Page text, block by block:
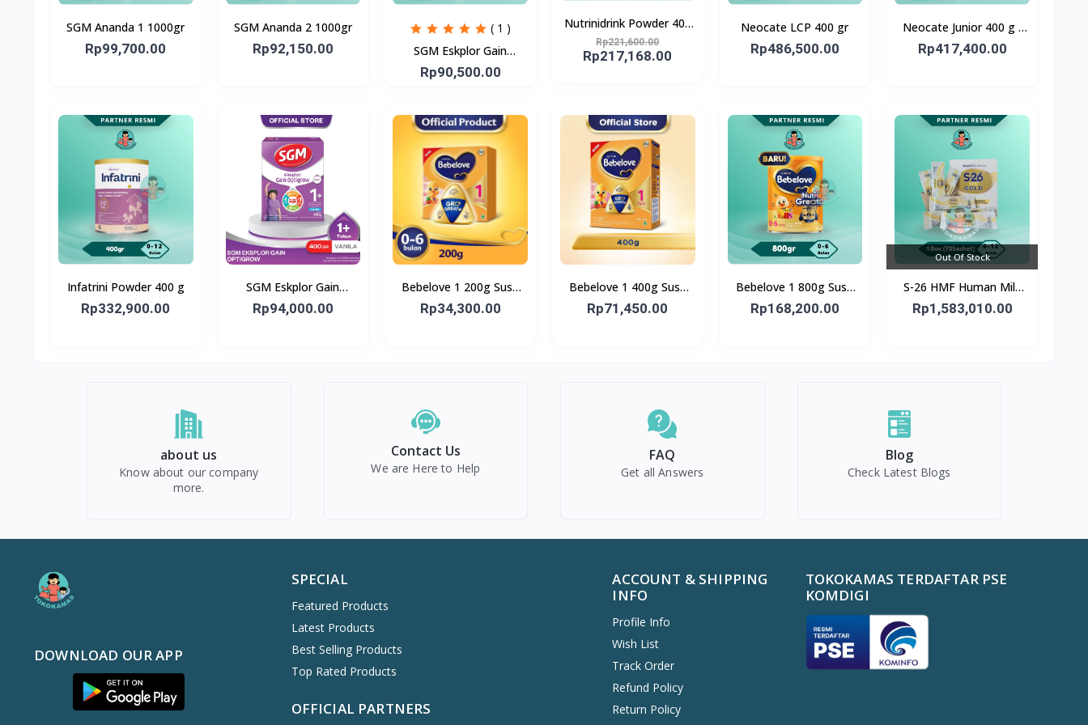
SGM Ananda 1 1000gr
Rp99,700.00
SGM Ananda 2 1000gr
Rp92,150.00
( 1 )
SGM Eskplor Gain
Optigrow 1plus
Rp90,500.00
Nutrinidrink Powder 400
gr
Rp221,600.00
Rp217,168.00
Neocate LCP 400 gr
Rp486,500.00
Neocate Junior 400 g -
Susu Formula Alergi Susu
Rp417,400.00
Infatrini Powder 400 g
Rp332,900.00
SGM Eskplor Gain
Optigrow 1plus
Rp94,000.00
Bebelove 1 200g Susu
Formula Bayi Usia 0-6
Rp34,300.00
Bebelove 1 400g Susu
Formula Bayi Usia 0-6
Rp71,450.00
Bebelove 1 800g Susu
Formula Bayi Usia 0-6
Rp168,200.00
Out Of Stock
S-26 HMF Human Milk
Fortifier GOLD 72X1G - 1
Rp1,583,010.00
about us
Know about our company
more.
Contact Us
We are Here to Help
FAQ
Get all Answers
Blog
Check Latest Blogs
DOWNLOAD OUR APP
SPECIAL
Featured Products
Latest Products
Best Selling Products
Top Rated Products
OFFICIAL PARTNERS
ACCOUNT & SHIPPING
INFO
Profile Info
Wish List
Track Order
Refund Policy
Return Policy
TOKOKAMAS TERDAFTAR PSE
KOMDIGI